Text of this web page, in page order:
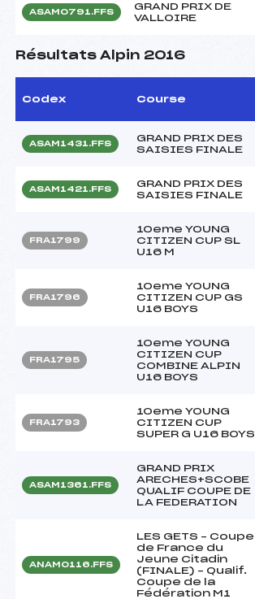
ASAM0791.FFS
GRAND PRIX DE
VALLOIRE
Résultats Alpin 2016
Codex Course
ASAM1431.FFS
GRAND PRIX DES
SAISIES FINALE
ASAM1421.FFS
GRAND PRIX DES
SAISIES FINALE
FRA1799
10eme YOUNG
CITIZEN CUP SL
U16 M
FRA1796
10eme YOUNG
CITIZEN CUP GS
U16 BOYS
FRA1795
10eme YOUNG
CITIZEN CUP
COMBINE ALPIN
U16 BOYS
FRA1793
10eme YOUNG
CITIZEN CUP
SUPER G U16 BOYS
ASAM1361.FFS
GRAND PRIX
ARECHES+SCOBE
QUALIF COUPE DE
LA FEDERATION
ANAM0116.FFS
LES GETS – Coupe
de France du
Jeune Citadin
(FINALE) – Qualif.
Coupe de la
Fédération M1